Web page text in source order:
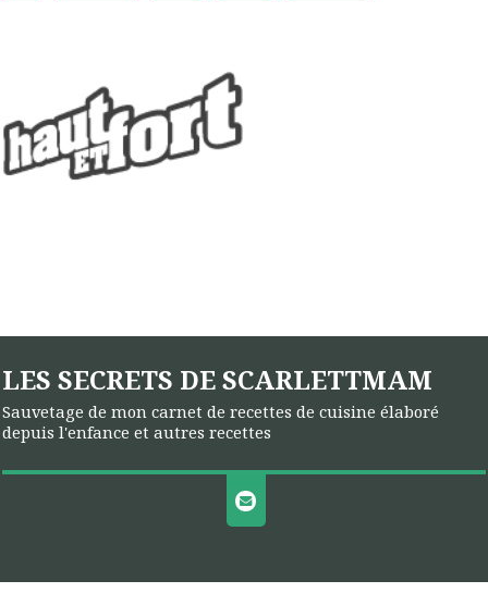
LES SECRETS DE SCARLETTMAM
Sauvetage de mon carnet de recettes de cuisine élaboré
depuis l'enfance et autres recettes